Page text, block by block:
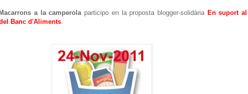
Macarrons a la camperolaparticipo en la proposta blogger-solidària En suport al
Banc d'Aliments.